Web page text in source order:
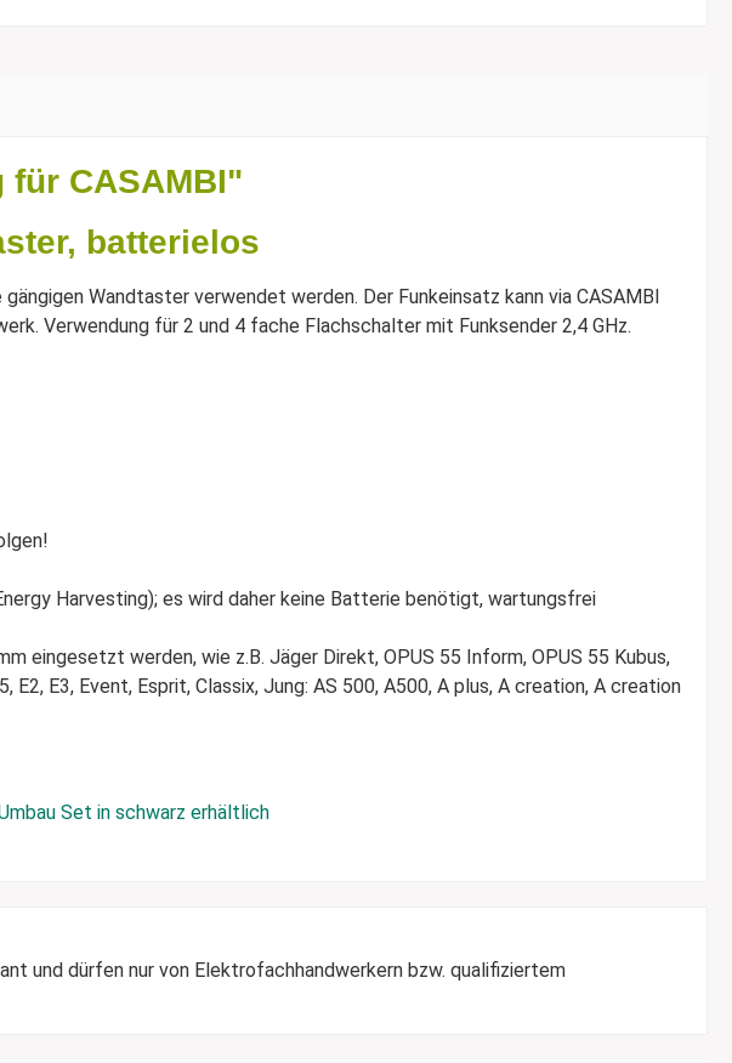
CASAMBI"
batterielos
gängigen Wandtaster verwendet werden. Der Funkeinsatz kann via CASAMBI
Verwendung für 2 und 4 fache Flachschalter mit Funksender 2,4 GHz.
Harvesting); es wird daher keine Batterie benötigt, wartungsfrei
eingesetzt werden, wie z.B. Jäger Direkt, OPUS 55 Inform, OPUS 55 Kubus,
E3, Event, Esprit, Classix, Jung: AS 500, A500, A plus, A creation, A creation
Set in schwarz erhältlich
und dürfen nur von Elektrofachhandwerkern bzw. qualifiziertem